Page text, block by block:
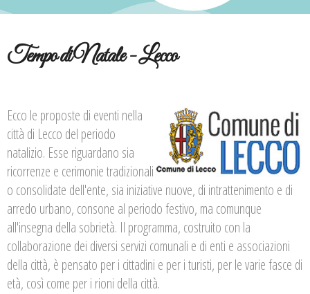
Tempo di Natale - Lecco
Ecco le proposte di eventi nella
città di Lecco del periodo
natalizio. Esse riguardano sia
ricorrenze e cerimonie tradizionali
o consolidate dell'ente, sia iniziative nuove, di intrattenimento e di
arredo urbano, consone al periodo festivo, ma comunque
all'insegna della sobrietà. Il programma, costruito con la
collaborazione dei diversi servizi comunali e di enti e associazioni
della città, è pensato per i cittadini e per i turisti, per le varie fasce di
età, così come per i rioni della città.